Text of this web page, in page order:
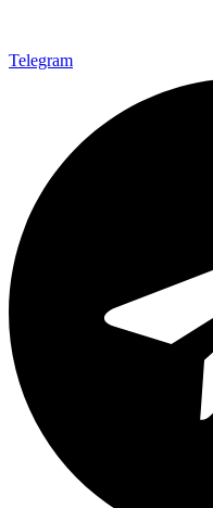
Telegram